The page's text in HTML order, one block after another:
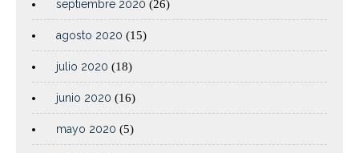
septiembre 2020 (26)
agosto 2020 (15)
julio 2020 (18)
junio 2020 (16)
mayo 2020 (5)